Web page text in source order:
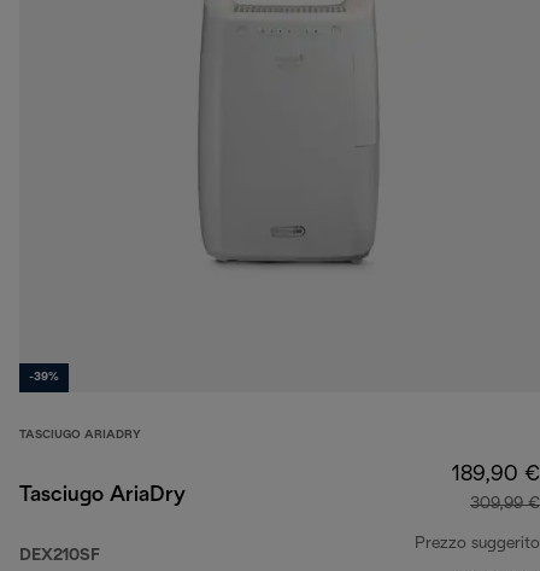
-39%
TASCIUGO ARIADRY
Tasciugo AriaDry
DEX210SF
189,90 €
309,99 €
Prezzo suggerito